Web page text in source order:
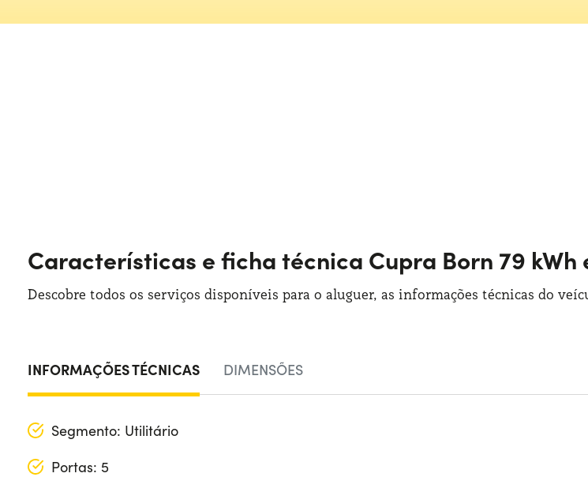
Características e ficha técnica Cupra Born 79 kWh
Descobre todos os serviços disponíveis para o aluguer, as informações técnicas do
INFORMAÇÕES TÉCNICAS DIMENSÕES
Segmento: Utilitário
Portas: 5